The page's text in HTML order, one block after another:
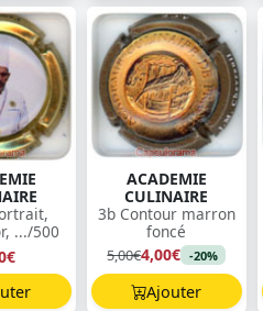
.../500
ACADEMIE
CULINAIRE
3b Contour marron
foncé
5,00€4,00€ -20%
Ajouter